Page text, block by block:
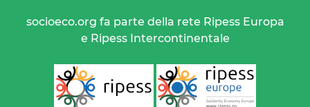
socioeco.org fa parte della rete Ripess Europa
e Ripess Intercontinentale